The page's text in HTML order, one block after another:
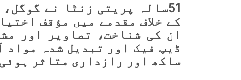
51سالہ پریتی زنٹا نے
کے خلاف مقدمے میں مؤقف
ان کی شناخت، تصاویر اور
ڈیپ فیک اور تبدیل شدہ مواد
ساکھ اور رازداری متاثر